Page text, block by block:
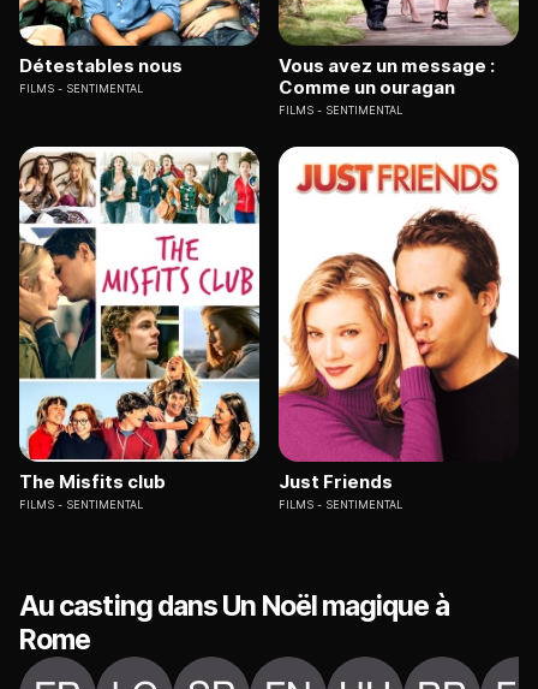
Détestables nous
FILMS SENTIMENTAL
Vous avez un message :
Comme un ouragan
FILMS SENTIMENTAL
The Misfits club
FILMS SENTIMENTAL
Just Friends
FILMS SENTIMENTAL
Au casting dans Un Noël magique à
Rome